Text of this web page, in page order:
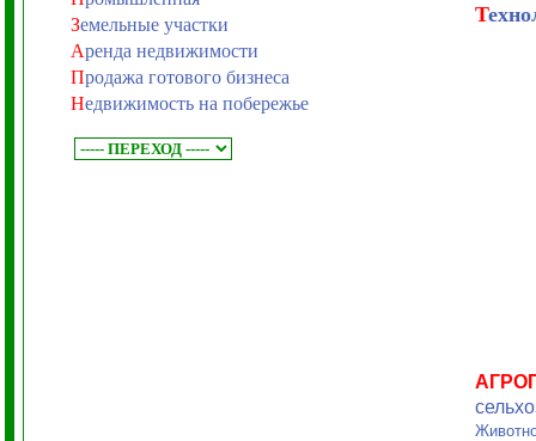
Земельные участки
Аренда недвижимости
Продажа готового бизнеса
Недвижимость на побережье
Т